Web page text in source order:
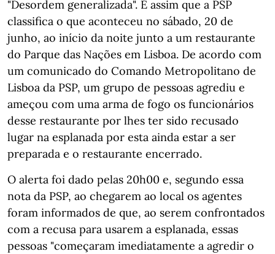
"Desordem generalizada". É assim que a PSP
classifica o que aconteceu no sábado, 20 de
junho, ao início da noite junto a um restaurante
do Parque das Nações em Lisboa. De acordo com
um comunicado do Comando Metropolitano de
Lisboa da PSP, um grupo de pessoas agrediu e
ameçou com uma arma de fogo os funcionários
desse restaurante por lhes ter sido recusado
lugar na esplanada por esta ainda estar a ser
preparada e o restaurante encerrado.
O alerta foi dado pelas 20h00 e, segundo essa
nota da PSP, ao chegarem ao local os agentes
foram informados de que, ao serem confrontados
com a recusa para usarem a esplanada, essas
pessoas "começaram imediatamente a agredir o